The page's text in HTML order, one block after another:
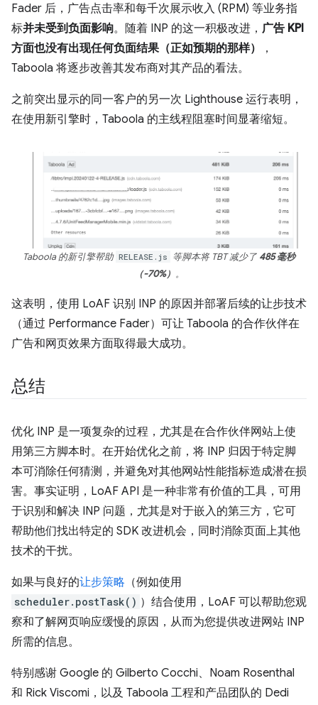
Fader 后，广告点击率和每千次展示收入 (RPM) 等业务指
标并未受到负面影响。随着 INP 的这一积极改进， 广告 KPI
方面也没有出现任何负面结果（正如预期的那样）
，
Taboola 将逐步改善其发布商对其产品的看法。
之前突出显示的同一客户的另一次 Lighthouse 运行表明，
在使用新引擎时，Taboola 的主线程阻塞时间显著缩短。
Taboola 的新引擎帮助 RELEASE.js 等脚本将 TBT 减少了 485 毫秒
（-70%） 。
这表明，使用 LoAF 识别 INP 的原因并部署后续的让步技术
（通过 Performance Fader）可让 Taboola 的合作伙伴在
广告和网页效果方面取得最大成功。
总结
优化 INP 是一项复杂的过程，尤其是在合作伙伴网站上使
用第三方脚本时。在开始优化之前，将 INP 归因于特定脚
本可消除任何猜测，并避免对其他网站性能指标造成潜在损
害。事实证明，LoAF API 是一种非常有价值的工具，可用
于识别和解决 INP 问题，尤其是对于嵌入的第三方，它可
帮助他们找出特定的 SDK 改进机会，同时消除页面上其他
技术的干扰。
如果与良好的让步策略 （例如使用
scheduler.postTask() ）结合使用，LoAF 可以帮助您观
察和了解网页响应缓慢的原因，从而为您提供改进网站 INP
所需的信息。
特别感谢 Google 的 Gilberto Cocchi、Noam Rosenthal
和 Rick Viscomi，以及 Taboola 工程和产品团队的 Dedi